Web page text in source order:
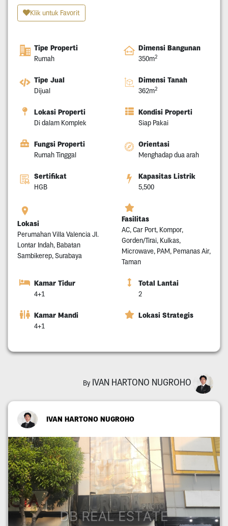
Klik untuk Favorit
Tipe Properti
Rumah
Dimensi Bangunan
350m2
Tipe Jual
Dijual
Dimensi Tanah
362m2
Lokasi Properti
Di dalam Komplek
Kondisi Properti
Siap Pakai
Fungsi Properti
Rumah Tinggal
Orientasi
Menghadap dua arah
Sertifikat
HGB
Kapasitas Listrik
5,500
Lokasi
Perumahan Villa Valencia Jl.
Lontar Indah, Babatan
Sambikerep, Surabaya
Fasilitas
AC, Car Port, Kompor,
Gorden/Tirai, Kulkas,
Microwave, PAM, Pemanas Air,
Taman
Kamar Tidur
4+1
Total Lantai
2
Kamar Mandi
4+1
Lokasi Strategis
By IVAN HARTONO NUGROHO
IVAN HARTONO NUGROHO